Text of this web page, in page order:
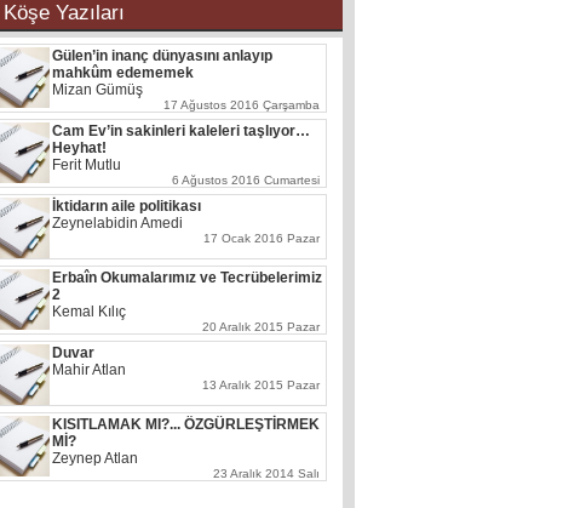
Köşe Yazıları
Gülen’in inanç dünyasını anlayıp
mahkûm edememek
Mizan Gümüş
17 Ağustos 2016 Çarşamba
Cam Ev’in sakinleri kaleleri taşlıyor…
Heyhat!
Ferit Mutlu
6 Ağustos 2016 Cumartesi
İktidarın aile politikası
Zeynelabidin Amedi
17 Ocak 2016 Pazar
Erbaîn Okumalarımız ve Tecrübelerimiz
2
Kemal Kılıç
20 Aralık 2015 Pazar
Duvar
Mahir Atlan
13 Aralık 2015 Pazar
KISITLAMAK MI?... ÖZGÜRLEŞTİRMEK
Mİ?
Zeynep Atlan
23 Aralık 2014 Salı